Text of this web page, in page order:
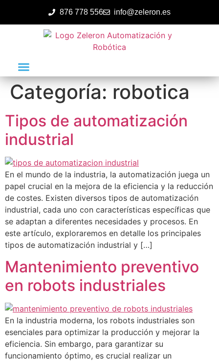
876 778 556 info@zeleron.es
Categoría:robotica
Tipos de automatización
industrial
En el mundo de la industria, la automatización juega un
papel crucial en la mejora de la eficiencia y la reducción
de costes. Existen diversos tipos de automatización
industrial, cada uno con características específicas que
se adaptan a diferentes necesidades y procesos. En
este artículo, exploraremos en detalle los principales
tipos de automatización industrial y […]
Mantenimiento preventivo
en robots industriales
En la industria moderna, los robots industriales son
esenciales para optimizar la producción y mejorar la
eficiencia. Sin embargo, para garantizar su
funcionamiento óptimo, es crucial realizar un